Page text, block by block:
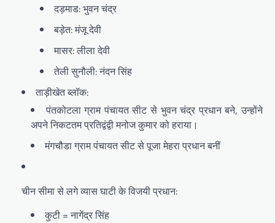
दड़माड: भुवन चंद्र
बड़ेत: मंजू देवी
मासर: लीला देवी
तेली सुनौली: नंदन सिंह
ताड़ीखेत ब्लॉक:
पंतकोटला ग्राम पंचायत सीट से भुवन चंद्र प्रधान बने, उन्होंने
अपने निकटतम प्रतिद्वंद्वी मनोज कुमार को हराया।
मंगचौडा ग्राम पंचायत सीट से पूजा मेहरा प्रधान बनीं
चीन सीमा से लगे व्यास घाटी के विजयी प्रधान:
कुटी = नागेंद्र सिंह